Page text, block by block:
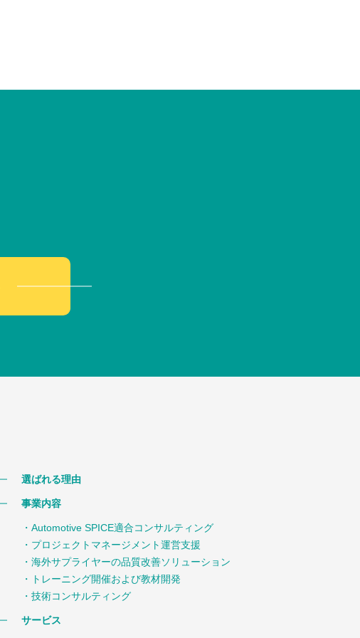
選ばれる理由
事業内容
・Automotive SPICE適合コンサルティング
・プロジェクトマネージメント運営支援
・海外サプライヤーの品質改善ソリューション
・トレーニング開催および教材開発
・技術コンサルティング
サービス